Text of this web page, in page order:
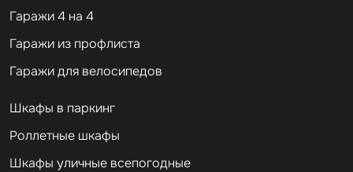
Гаражи 4 на 4
Гаражи из профлиста
Гаражи для велосипедов
Шкафы в паркинг
Роллетные шкафы
Шкафы уличные всепогодные